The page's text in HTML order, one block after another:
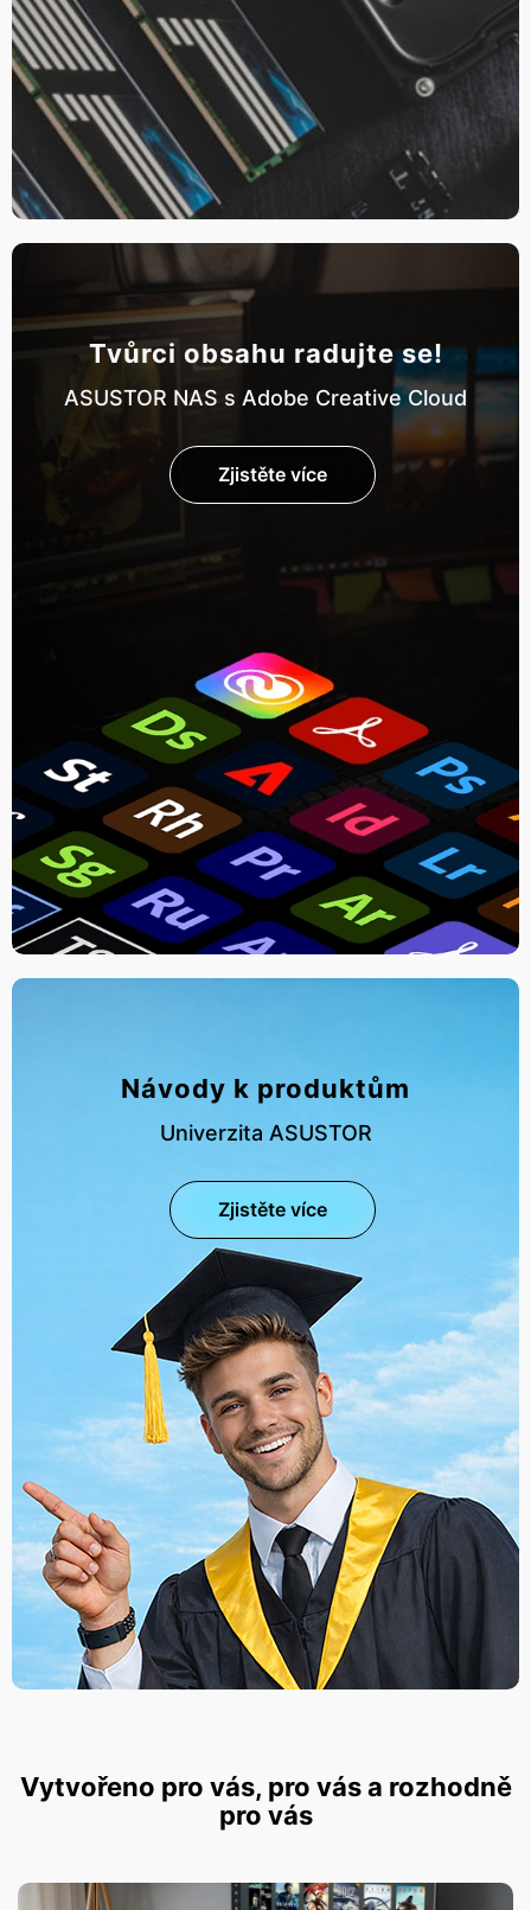
Tvůrci obsahu radujte se!
ASUSTOR NAS s Adobe Creative Cloud
Zjistěte více
Návody k produktům
Univerzita ASUSTOR
Zjistěte více
Vytvořeno pro vás, pro vás a rozhodně
pro vás